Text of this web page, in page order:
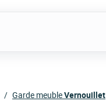
Garde meubleVernouillet